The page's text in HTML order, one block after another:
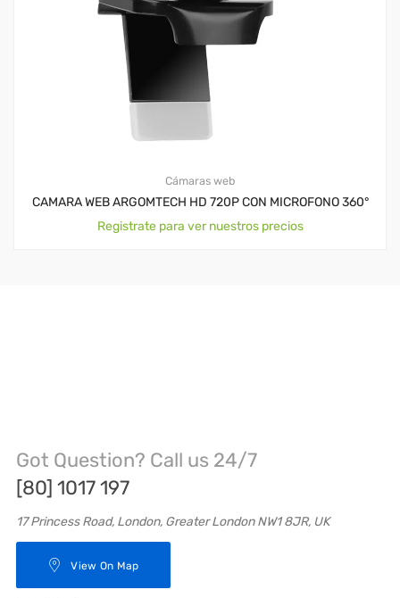
Cámaras web
CAMARA WEB ARGOMTECH HD 720P CON MICROFONO 360°
Registrate para ver nuestros precios
Got Question? Call us 24/7
[80] 1017 197
17 Princess Road, London, Greater London NW1 8JR, UK
View On Map